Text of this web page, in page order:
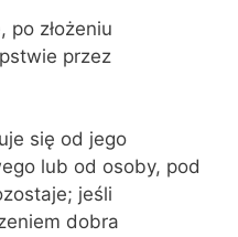
po złożeniu
przez
się od jego
lub od osoby, pod
jeśli
dobra